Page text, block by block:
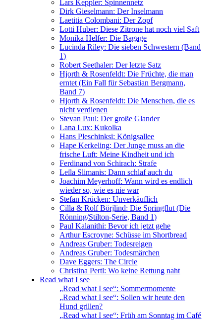
Lars Keppler: Spinnennetz
Dirk Gieselmann: Der Inselmann
Laetitia Colombani: Der Zopf
Lotti Huber: Diese Zitrone hat noch viel Saft
Monika Helfer: Die Bagage
Lucinda Riley: Die sieben Schwestern (Band
1)
Robert Seethaler: Der letzte Satz
Hjorth & Rosenfeldt: Die Früchte, die man
erntet (Ein Fall für Sebastian Bergmann,
Band 7)
Hjorth & Rosenfeldt: Die Menschen, die es
nicht verdienen
Stevan Paul: Der große Glander
Lana Lux: Kukolka
Hans Pleschinksi: Königsallee
Hape Kerkeling: Der Junge muss an die
frische Luft: Meine Kindheit und ich
Ferdinand von Schirach: Strafe
Leïla Slimanis: Dann schlaf auch du
Joachim Meyerhoff: Wann wird es endlich
wieder so, wie es nie war
Stefan Krücken: Unverkäuflich
Cilla & Rolf Börjlind: Die Springflut (Die
Rönning/Stilton-Serie, Band 1)
Paul Kalanithi: Bevor ich jetzt gehe
Arthur Escroyne: Schüsse im Shortbread
Andreas Gruber: Todesreigen
Andreas Gruber: Todesmärchen
Dave Eggers: The Circle
Christina Pertl: Wo keine Rettung naht
Read what I see
„Read what I see“: Sommermomente
„Read what I see“: Sollen wir heute den
Hund grillen?
„Read what I see“: Früh am Sonntag im Café